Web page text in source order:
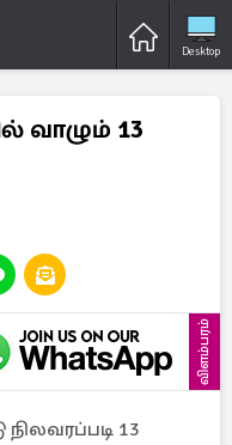
Desktop
வாழும் 13
விளம்பரம்
13